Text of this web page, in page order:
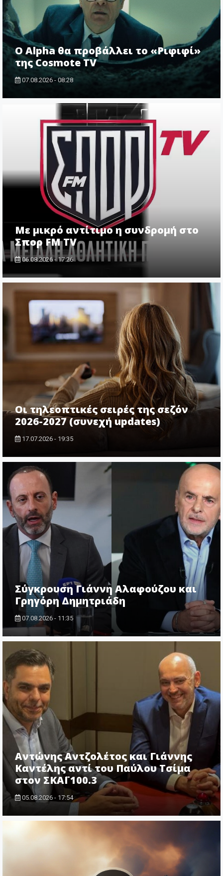
Ο Alpha θα προβάλλει το «Ριφιφί»
της Cosmote TV
07.08.2026 - 08:28
Με μικρό αντίτιμο η συνδρομή στο
Σπορ FM TV
06.08.2026 - 17:26
Οι τηλεοπτικές σειρές της σεζόν
2026-2027 (συνεχή updates)
17.07.2026 - 19:35
Σύγκρουση Γιάννη Αλαφούζου και
Γρηγόρη Δημητριάδη
07.08.2026 - 11:35
Αντώνης Αντζολέτος και Γιάννης
Καντέλης αντί του Παύλου Τσίμα
στον ΣΚΑΪ 100.3
05.08.2026 - 17:54